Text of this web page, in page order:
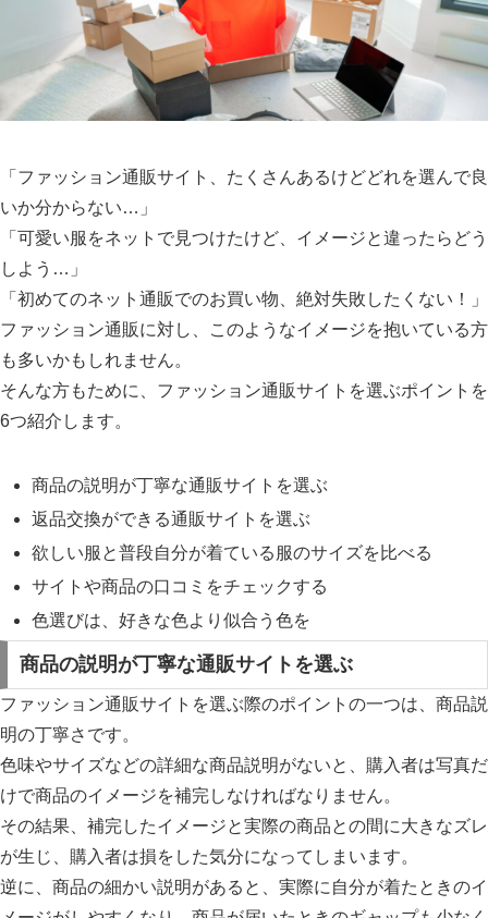
「ファッション通販サイト、たくさんあるけどどれを選んで良
いか分からない…」
「可愛い服をネットで見つけたけど、イメージと違ったらどう
しよう…」
「初めてのネット通販でのお買い物、絶対失敗したくない！」
ファッション通販に対し、このようなイメージを抱いている方
も多いかもしれません。
そんな方もために、ファッション通販サイトを選ぶポイントを
6つ紹介します。
商品の説明が丁寧な通販サイトを選ぶ
返品交換ができる通販サイトを選ぶ
欲しい服と普段自分が着ている服のサイズを比べる
サイトや商品の口コミをチェックする
色選びは、好きな色より似合う色を
商品の説明が丁寧な通販サイトを選ぶ
ファッション通販サイトを選ぶ際のポイントの一つは、商品説
明の丁寧さです。
色味やサイズなどの詳細な商品説明がないと、購入者は写真だ
けで商品のイメージを補完しなければなりません。
その結果、補完したイメージと実際の商品との間に大きなズレ
が生じ、購入者は損をした気分になってしまいます。
逆に、商品の細かい説明があると、実際に自分が着たときのイ